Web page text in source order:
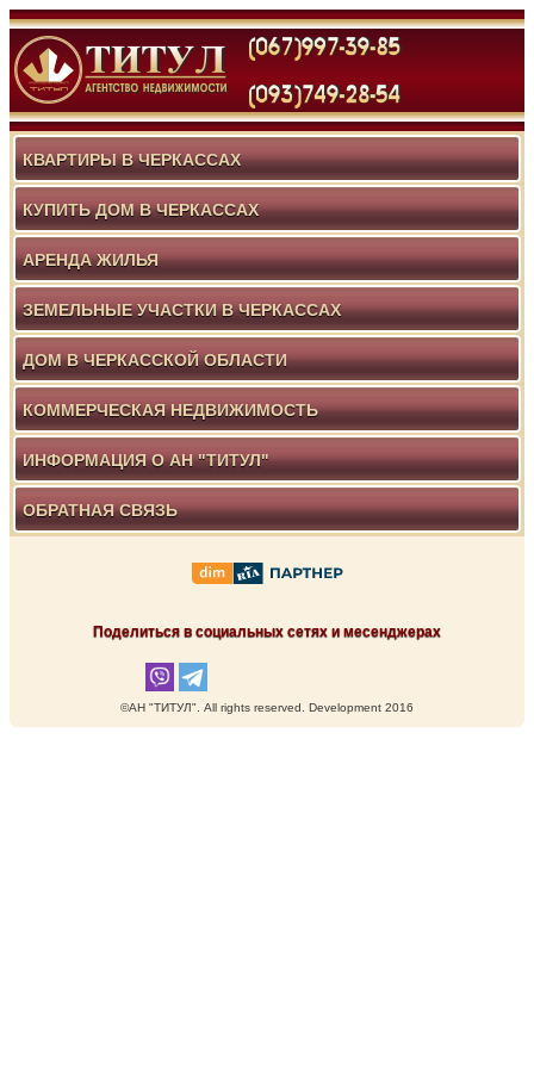
КВАРТИРЫ В ЧЕРКАССАХ
КУПИТЬ ДОМ В ЧЕРКАССАХ
АРЕНДА ЖИЛЬЯ
ЗЕМЕЛЬНЫЕ УЧАСТКИ В ЧЕРКАССАХ
ДОМ В ЧЕРКАССКОЙ ОБЛАСТИ
КОММЕРЧЕСКАЯ НЕДВИЖИМОСТЬ
ИНФОРМАЦИЯ О АН "ТИТУЛ"
ОБРАТНАЯ СВЯЗЬ
Поделиться в социальных сетях и месенджерах
©АН "ТИТУЛ". Аll rights reserved. Development 2016